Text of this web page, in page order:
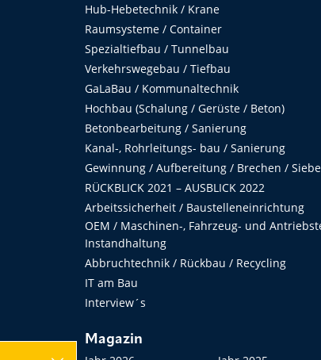
Hub-Hebetechnik / Krane
Raumsysteme / Container
Spezialtiefbau / Tunnelbau
Verkehrswegebau / Tiefbau
GaLaBau / Kommunaltechnik
Hochbau (Schalung / Gerüste / Beton)
Betonbearbeitung / Sanierung
Kanal-, Rohrleitungs- bau / Sanierung
Gewinnung / Aufbereitung / Brechen /
RÜCKBLICK 2021 – AUSBLICK 2022
Arbeitssicherheit / Baustelleneinrichtung
OEM / Maschinen-, Fahrzeug- und
Instandhaltung
Abbruchtechnik / Rückbau / Recycling
IT am Bau
Interview´s
Magazin